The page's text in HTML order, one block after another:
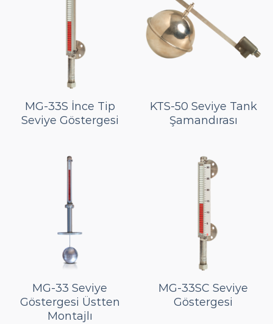
MG-33S İnce Tip
Seviye Göstergesi
KTS-50 Seviye Tank
Şamandırası
MG-33 Seviye
Göstergesi Üstten
Montajlı
MG-33SC Seviye
Göstergesi